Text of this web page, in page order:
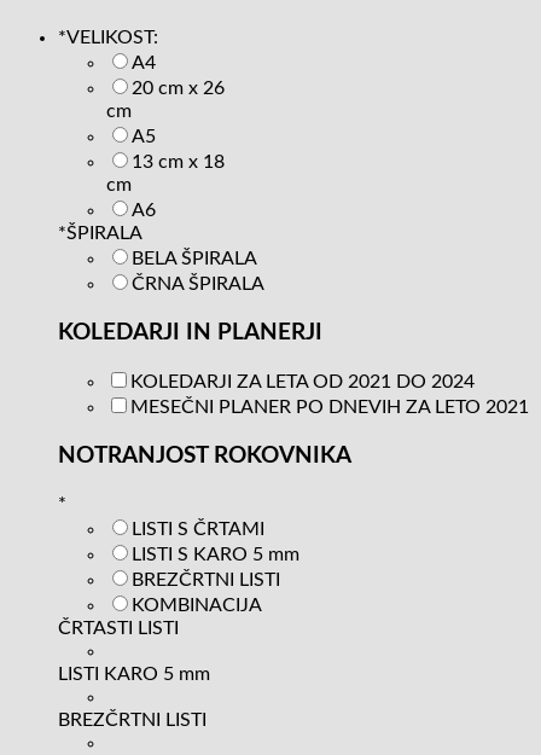
*VELIKOST:
A4
20 cm x 26
cm
A5
13 cm x 18
cm
A6
*ŠPIRALA
BELA ŠPIRALA
ČRNA ŠPIRALA
KOLEDARJI IN PLANERJI
KOLEDARJI ZA LETA OD 2021 DO 2024
MESEČNI PLANER PO DNEVIH ZA LETO 2021
NOTRANJOST ROKOVNIKA
*
LISTI S ČRTAMI
LISTI S KARO 5 mm
BREZČRTNI LISTI
KOMBINACIJA
ČRTASTI LISTI
LISTI KARO 5 mm
BREZČRTNI LISTI